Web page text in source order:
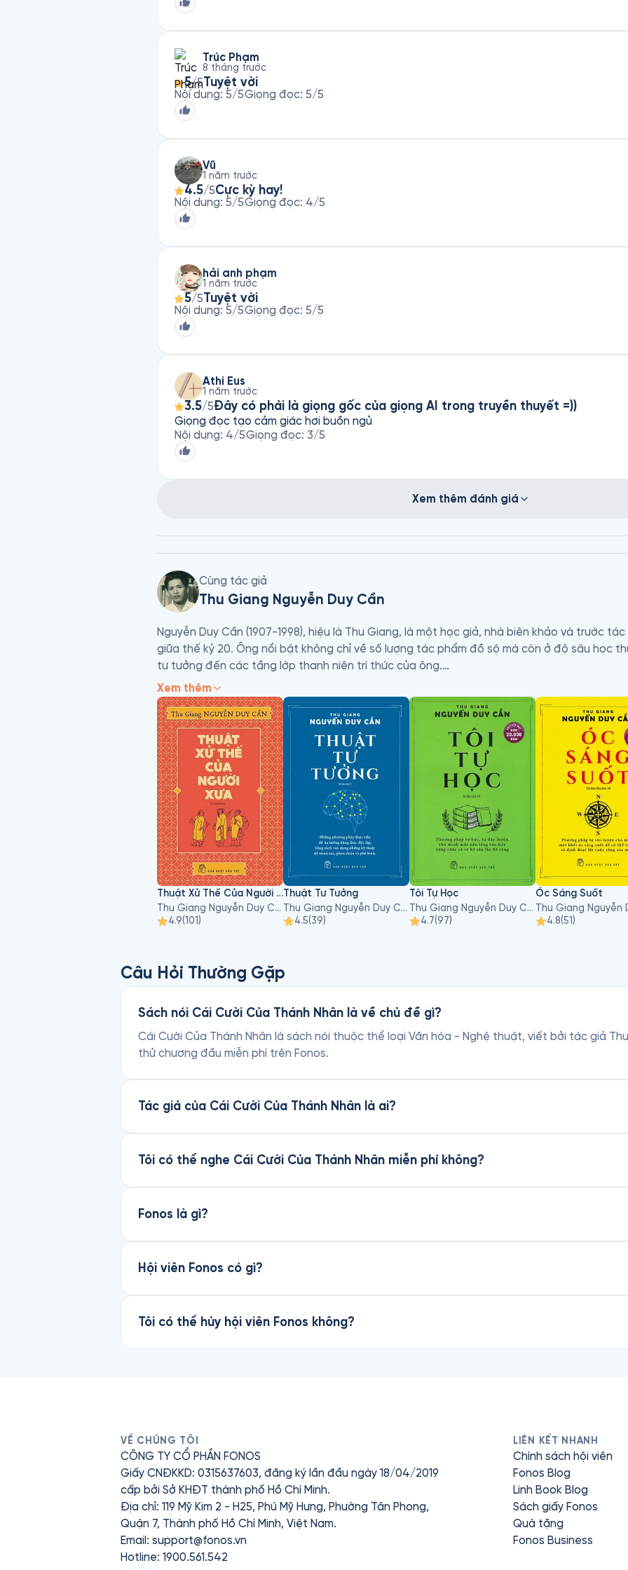
Trúc Phạm
8 tháng trước
5/5Tuyệt vời
Nội dung: 5/5Giọng đọc: 5/5
Vũ
1 năm trước
4.5/5Cực kỳ hay!
Nội dung: 5/5Giọng đọc: 4/5
hải anh phạm
1 năm trước
5/5Tuyệt vời
Nội dung: 5/5Giọng đọc: 5/5
Athi Eus
1 năm trước
3.5/5Đây có phải là giọng gốc của giọng AI trong truyền thuyết =))
Giọng đọc tạo cảm giác hơi buồn ngủ
Nội dung: 4/5Giọng đọc: 3/5
Xem thêm đánh giá
Cùng tác giả
Thu Giang Nguyễn Duy Cần
Nguyễn Duy Cần (1907-1998), hiệu là Thu Giang, là một học giả, nhà biên khảo và trước
giữa thế kỷ 20. Ông nổi bật không chỉ về số lượng tác phẩm đồ sộ mà còn ở độ sâu học
tư tưởng đến các tầng lớp thanh niên trí thức của ông.
Ông làm nghề viết sách, dạy học, lương y, nghiên cứu Đạo học, Kinh Dịch, với các bút danh
Bảo Quang Tử…
Sinh thời, ông viết khá nhiều sách, chủ yếu là sách biên khảo, nghệ thuật sống (thời đó gọi
Đạo học phương Đông. Các tác phẩm của ông được viết ra không phải với mục đích "sống
một tác phẩm ra đời nó phải từ một đòi hỏi bức thiết của cuộc sống, nó đang thiếu thốn,
đáng tiếc là có nhiều tác phẩm của ông chưa được công bố, bị thất lạc hoặc chưa được
tác phẩm đã xuất bản của ông thường được tái bản nhiều lần và luôn được các thế hệ
Xem thêm
Thuật Xử Thế Của Người Xưa
Thu Giang Nguyễn Duy Cần
4.9(101)
Thuật Tư Tưởng
Thu Giang Nguyễn Duy Cần
4.5(39)
Tôi Tự Học
Thu Giang Nguyễn Duy Cần
4.7(97)
Óc Sáng Suốt
4.8(51)
Câu Hỏi Thường Gặp
Sách nói Cái Cười Của Thánh Nhân là về chủ đề gì?
Cái Cười Của Thánh Nhân là sách nói thuộc thể loại Văn hóa - Nghệ thuật, viết bởi tác giả
thử chương đầu miễn phí trên Fonos.
Tác giả của Cái Cười Của Thánh Nhân là ai?
Tôi có thể nghe Cái Cười Của Thánh Nhân miễn phí không?
Fonos là gì?
Hội viên Fonos có gì?
Tôi có thể hủy hội viên Fonos không?
VỀ CHÚNG TÔI
CÔNG TY CỔ PHẦN FONOS
Giấy CNĐKKD: 0315637603, đăng ký lần đầu ngày 18/04/2019
cấp bởi Sở KHĐT thành phố Hồ Chí Minh.
Địa chỉ: 119 Mỹ Kim 2 - H25, Phú Mỹ Hưng, Phường Tân Phong,
Quận 7, Thành phố Hồ Chí Minh, Việt Nam.
Email: support@fonos.vn
Hotline: 1900.561.542
LIÊN KẾT NHANH
Chính sách hội viên
Fonos Blog
Linh Book Blog
Sách giấy Fonos
Quà tặng
Fonos Business